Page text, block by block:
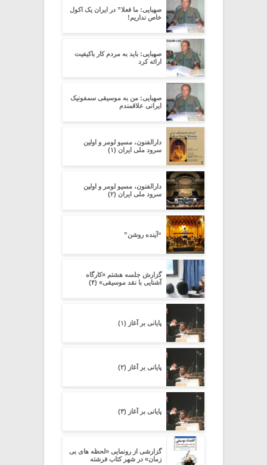
صهبایی: ما فعلا” در ایران یک اکول
خاص نداریم!
صهبایی: باید به مردم کار باکیفیت
ارائه کرد
صهبایی: من به موسیقی سمفونیک
ایرانی علاقمندم
دارالفنون، مسیو لومر و اولین
سرود ملی ایران (۱)
دارالفنون، مسیو لومر و اولین
سرود ملی ایران (۲)
“آینده روشن”
گزارش جلسه هشتم «کارگاه
آشنایی با نقد موسیقی» (۴)
پایانی بر آغاز (۱)
پایانی بر آغاز (۲)
پایانی بر آغاز (۳)
گزارشی از رونمایی «لحظه های بی
زمان» در شهر کتاب فرشته